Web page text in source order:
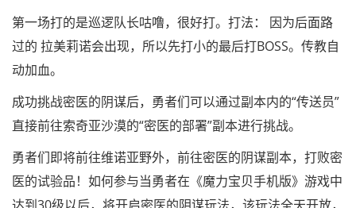
第一场打的是巡逻队长咕噜，很好打。打法： 因为后面路
过的 拉美莉诺会出现，所以先打小的最后打BOSS。传教自
动加血。
成功挑战密医的阴谋后，勇者们可以通过副本内的“传送员”
直接前往索奇亚沙漠的“密医的部署”副本进行挑战。
勇者们即将前往维诺亚野外，前往密医的阴谋副本，打败密
医的试验品！如何参与当勇者在《魔力宝贝手机版》游戏中